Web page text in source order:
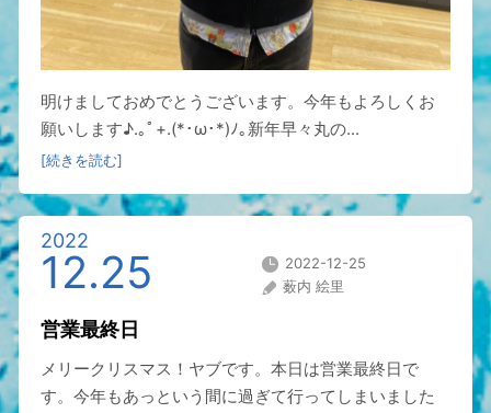
明けましておめでとうございます。今年もよろしくお
願いします♪.｡ﾟ+.(*･ω･*)ﾉ｡新年早々丸の...
[続きを読む]
2022
12.25
2022-12-25
薮内 絵里
営業最終日
メリークリスマス！ヤブです。本日は営業最終日で
す。今年もあっという間に過ぎて行ってしまいました